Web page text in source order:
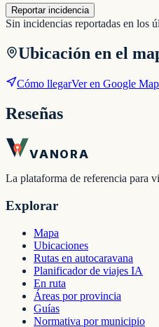
Reportar incidencia
Sin incidencias reportadas en los
Ubicación en el
Cómo llegarVer en Google
Reseñas
VANORA
La plataforma de referencia para
Explorar
Mapa
Ubicaciones
Rutas en autocaravana
Planificador de viajes IA
En ruta
Áreas por provincia
Guías
Normativa por municipio